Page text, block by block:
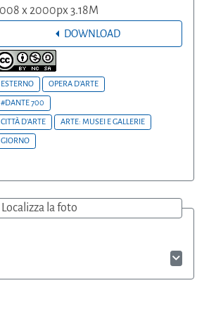
3008 x 2000px 3.18M
DOWNLOAD
ESTERNO OPERA D'ARTE
#DANTE 700
CITTÀ D'ARTE ARTE: MUSEI E GALLERIE
GIORNO
Localizza la foto